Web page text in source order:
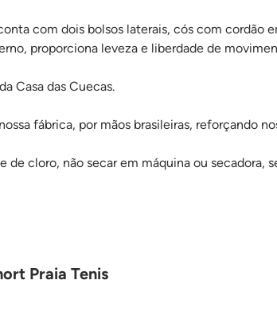
com dois bolsos laterais, cós com cordão
proporciona leveza e liberdade de
Casa das Cuecas.
fábrica, por mãos brasileiras, reforçando
de cloro, não secar em máquina ou secadora,
Praia Tenis